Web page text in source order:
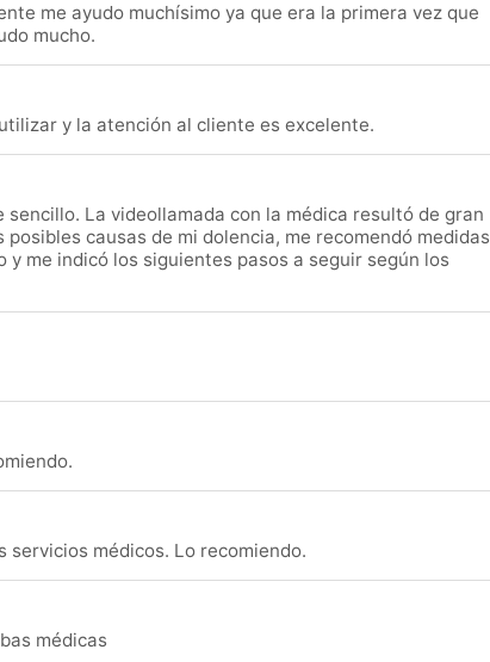
me ayudo muchísimo ya que era la primera vez que
mucho.
y la atención al cliente es excelente.
La videollamada con la médica resultó de gran
causas de mi dolencia, me recomendó medidas
me indicó los siguientes pasos a seguir según los
servicios médicos. Lo recomiendo.
médicas